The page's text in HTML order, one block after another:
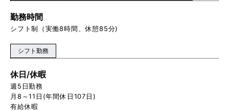
勤務時間
シフト制（実働8時間、休憩85分)
シフト勤務
休日/休暇
週5日勤務
月8～11日(年間休日107日)
有給休暇